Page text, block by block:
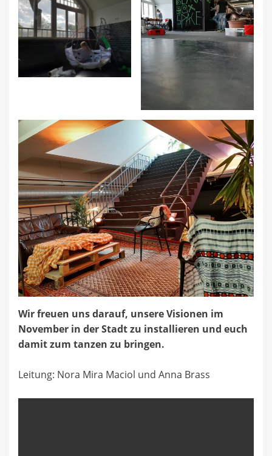
Wir freuen uns darauf, unsere Visionen im
November in der Stadt zu installieren und euch
damit zum tanzen zu bringen.
Leitung: Nora Mira Maciol und Anna Brass